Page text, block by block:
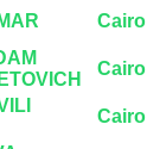
Cairo
Cairo
Cairo